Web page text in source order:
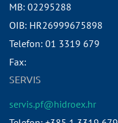
MB: 02295288
OIB: HR26999675898
Telefon: 01 3319 679
Fax:
SERVIS
servis.pf@hidroex.hr